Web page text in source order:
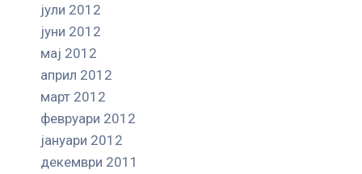
јули 2012
јуни 2012
мај 2012
април 2012
март 2012
февруари 2012
јануари 2012
декември 2011